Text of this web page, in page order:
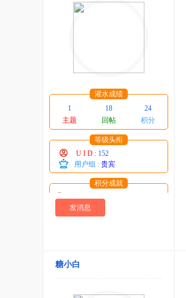
灌水成绩
1
18
24
主题
回帖 积分
等级头衔
U I D : 152
用户组 : 贵宾
积分成就
威望 : 0 点
糖 : 0 个
贡献 : 310 点
发消息
糖小白